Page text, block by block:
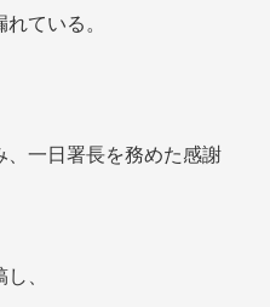
ている。
、一日署長を務めた感謝
、